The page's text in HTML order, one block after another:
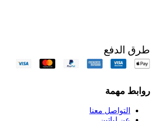
طرق الدفع
روابط مهمة
التواصل معنا